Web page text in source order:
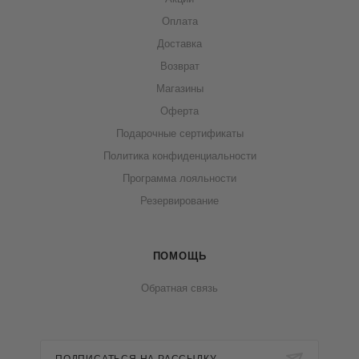
Оплата
Доставка
Возврат
Магазины
Оферта
Подарочные сертификаты
Политика конфиденциальности
Программа лояльности
Резервирование
ПОМОЩЬ
Обратная связь